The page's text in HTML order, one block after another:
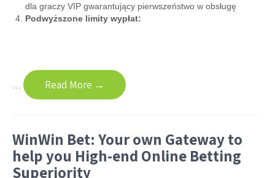
dla graczy VIP gwarantujący pierwszeństwo w obsługę
Podwyższone limity wypłat:
… Read More →
WinWin Bet: Your own Gateway to
help you High-end Online Betting
Superiority